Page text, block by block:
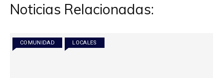
Noticias Relacionadas:
COMUNIDAD LOCALES